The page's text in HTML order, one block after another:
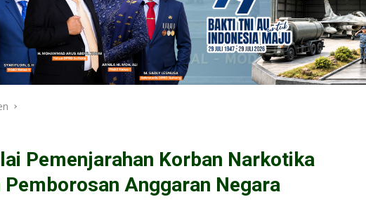
Pemenjarahan Korban Narkotika
Pemborosan Anggaran Negara